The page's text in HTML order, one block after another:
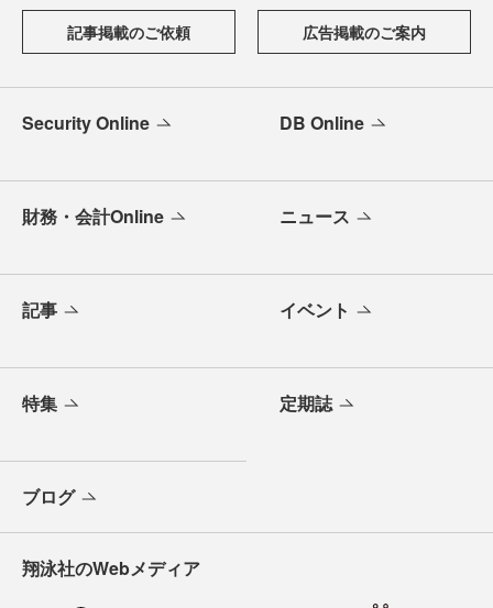
記事掲載のご依頼 広告掲載のご案内
Security Online DB Online
財務・会計Online ニュース
記事 イベント
特集 定期誌
ブログ
翔泳社のWebメディア